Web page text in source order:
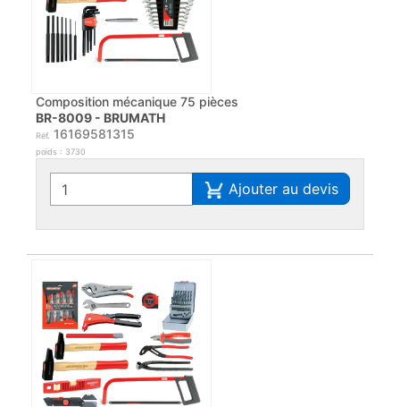
Composition mécanique 75 pièces
BR-8009 - BRUMATH
Réf. 16169581315
poids : 3730
Ajouter au devis